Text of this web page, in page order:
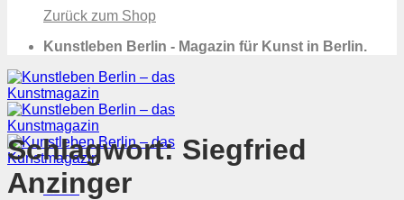
Zurück zum Shop
Kunstleben Berlin - Magazin für Kunst in Berlin.
Menü
Schlagwort: Siegfried
Anzinger